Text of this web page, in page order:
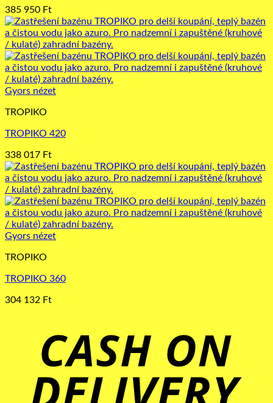
385 950 Ft
Gyors nézet
TROPIKO
TROPIKO 420
338 017 Ft
Gyors nézet
TROPIKO
TROPIKO 360
304 132 Ft